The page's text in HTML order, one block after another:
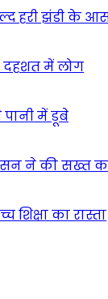
हरी झंडी के
दहशत में लोग
में डूबे
ने की सख्त
का रास्ता